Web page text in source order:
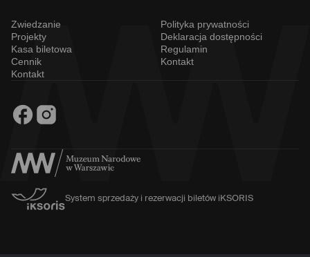
Zwiedzanie
Projekty
Kasa biletowa
Cennik
Kontakt
Polityka prywatności
Deklaracja dostępności
Regulamin
Kontakt
System sprzedaży i rezerwacji biletów iKSORIS